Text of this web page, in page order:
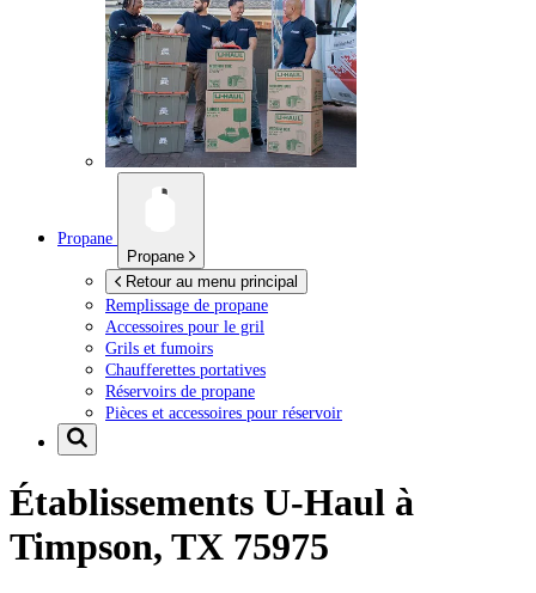
Propane
Propane
Retour au menu principal
Remplissage de propane
Accessoires pour le gril
Grils et fumoirs
Chaufferettes portatives
Réservoirs de propane
Pièces et accessoires pour réservoir
Établissements U-Haul à
Timpson, TX 75975